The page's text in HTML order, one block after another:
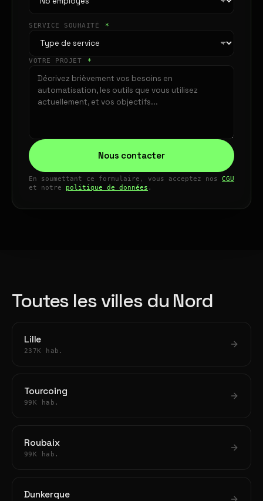
SERVICE SOUHAITÉ *
VOTRE PROJET *
Nous contacter
En soumettant ce formulaire, vous acceptez nos CGU
et notre politique de données .
Toutes les villes du Nord
Lille
237K hab.
Tourcoing
99K hab.
Roubaix
99K hab.
Dunkerque